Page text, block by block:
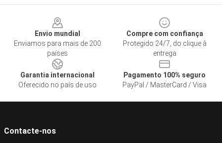
Envio mundial
Enviamos para mais de 200
países
Compre com confiança
Protegido 24/7, do clique à
entrega
Garantia internacional
Oferecido no país de uso
Pagamento 100% seguro
PayPal / MasterCard / Visa
Contacte-nos